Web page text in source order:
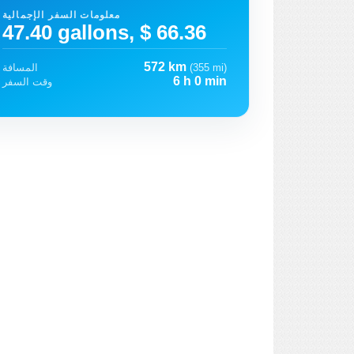
معلومات السفر الإجمالية
47.40 gallons, $ 66.36
المسافة 572 km (355 mi)
وقت السفر
6 h 0 min